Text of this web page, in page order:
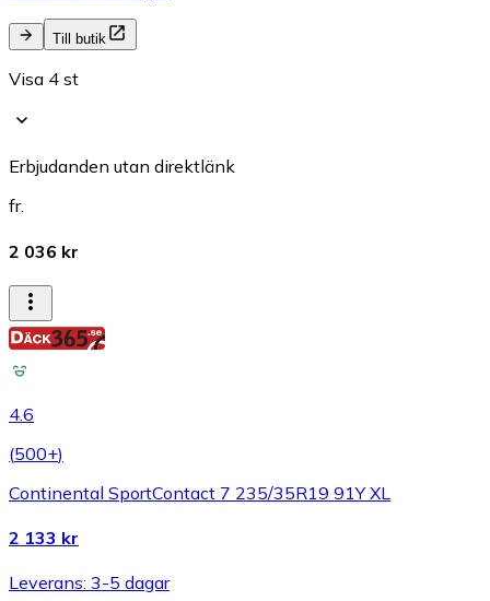
Till butik
Visa 4 st
Erbjudanden utan direktlänk
fr.
2 036 kr
4.6
(500+)
Continental SportContact 7 235/35R19 91Y XL
2 133 kr
Leverans: 3-5 dagar